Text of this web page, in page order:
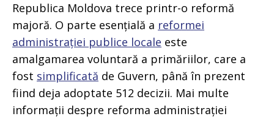
Republica Moldova trece printr-o reformă
majoră. O parte esențială a reformei
administrației publice locale este
amalgamarea voluntară a primăriilor, care a
fost simplificată de Guvern, până în prezent
fiind deja adoptate 512 decizii. Mai multe
informații despre reforma administrației